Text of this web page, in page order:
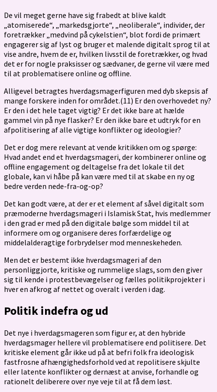
De vil meget gerne have sig frabedt at blive kaldt
„atomiserede“, „markedsgjorte“, „neoliberale“, individer, der
foretrækker „medvind på cykelstien“, blot fordi de primært
engagerer sig af lyst og bruger et malende digitalt sprog til at
vise andre, hvem de er, hvilken livsstil de foretrækker, og hvad
det er for nogle praksisser og sædvaner, de gerne vil være med
til at problematisere online og offline.
Alligevel betragtes hverdagsmagerfiguren med dyb skepsis af
mange forskere inden for området.(11) Er den overhovedet ny?
Er den i det hele taget vigtig? Er det ikke bare at hælde
gammel vin på nye flasker? Er den ikke bare et udtryk for en
afpolitisering af alle vigtige konflikter og ideologier?
Det er dog mere relevant at vende kritikken om og spørge:
Hvad andet end et hverdagsmageri, der kombinerer online og
offline engagement og deltagelse fra det lokale til det
globale, kan vi håbe på kan være med til at skabe en ny og
bedre verden nede-fra-og-op?
Det kan godt være, at der er et element af såvel digitalt som
præmoderne hverdagsmageri i Islamisk Stat, hvis medlemmer
i den grad er med på den digitale bølge som middel til at
informere om og organisere deres forfærdelige og
middelalderagtige forbrydelser mod menneskeheden.
Men det er bestemt ikke hverdagsmageri af den
personliggjorte, kritiske og rummelige slags, som den giver
sig til kende i protestbevægelser og fælles politikprojekter i
hver en afkrog af nettet og overalt i verden i dag.
Politik indefra og ud
Det nye i hverdagsmageren som figur er, at den hybride
hverdagsmager hellere vil problematisere end politisere. Det
kritiske element går ikke ud på at befri folk fra ideologisk
fastfrosne afhængighedsforhold ved at repolitisere skjulte
eller latente konflikter og dernæst at anvise, forhandle og
rationelt deliberere over nye veje til at få dem løst.